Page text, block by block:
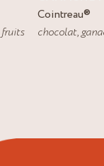
fruits
Cointreau®
chocolat,